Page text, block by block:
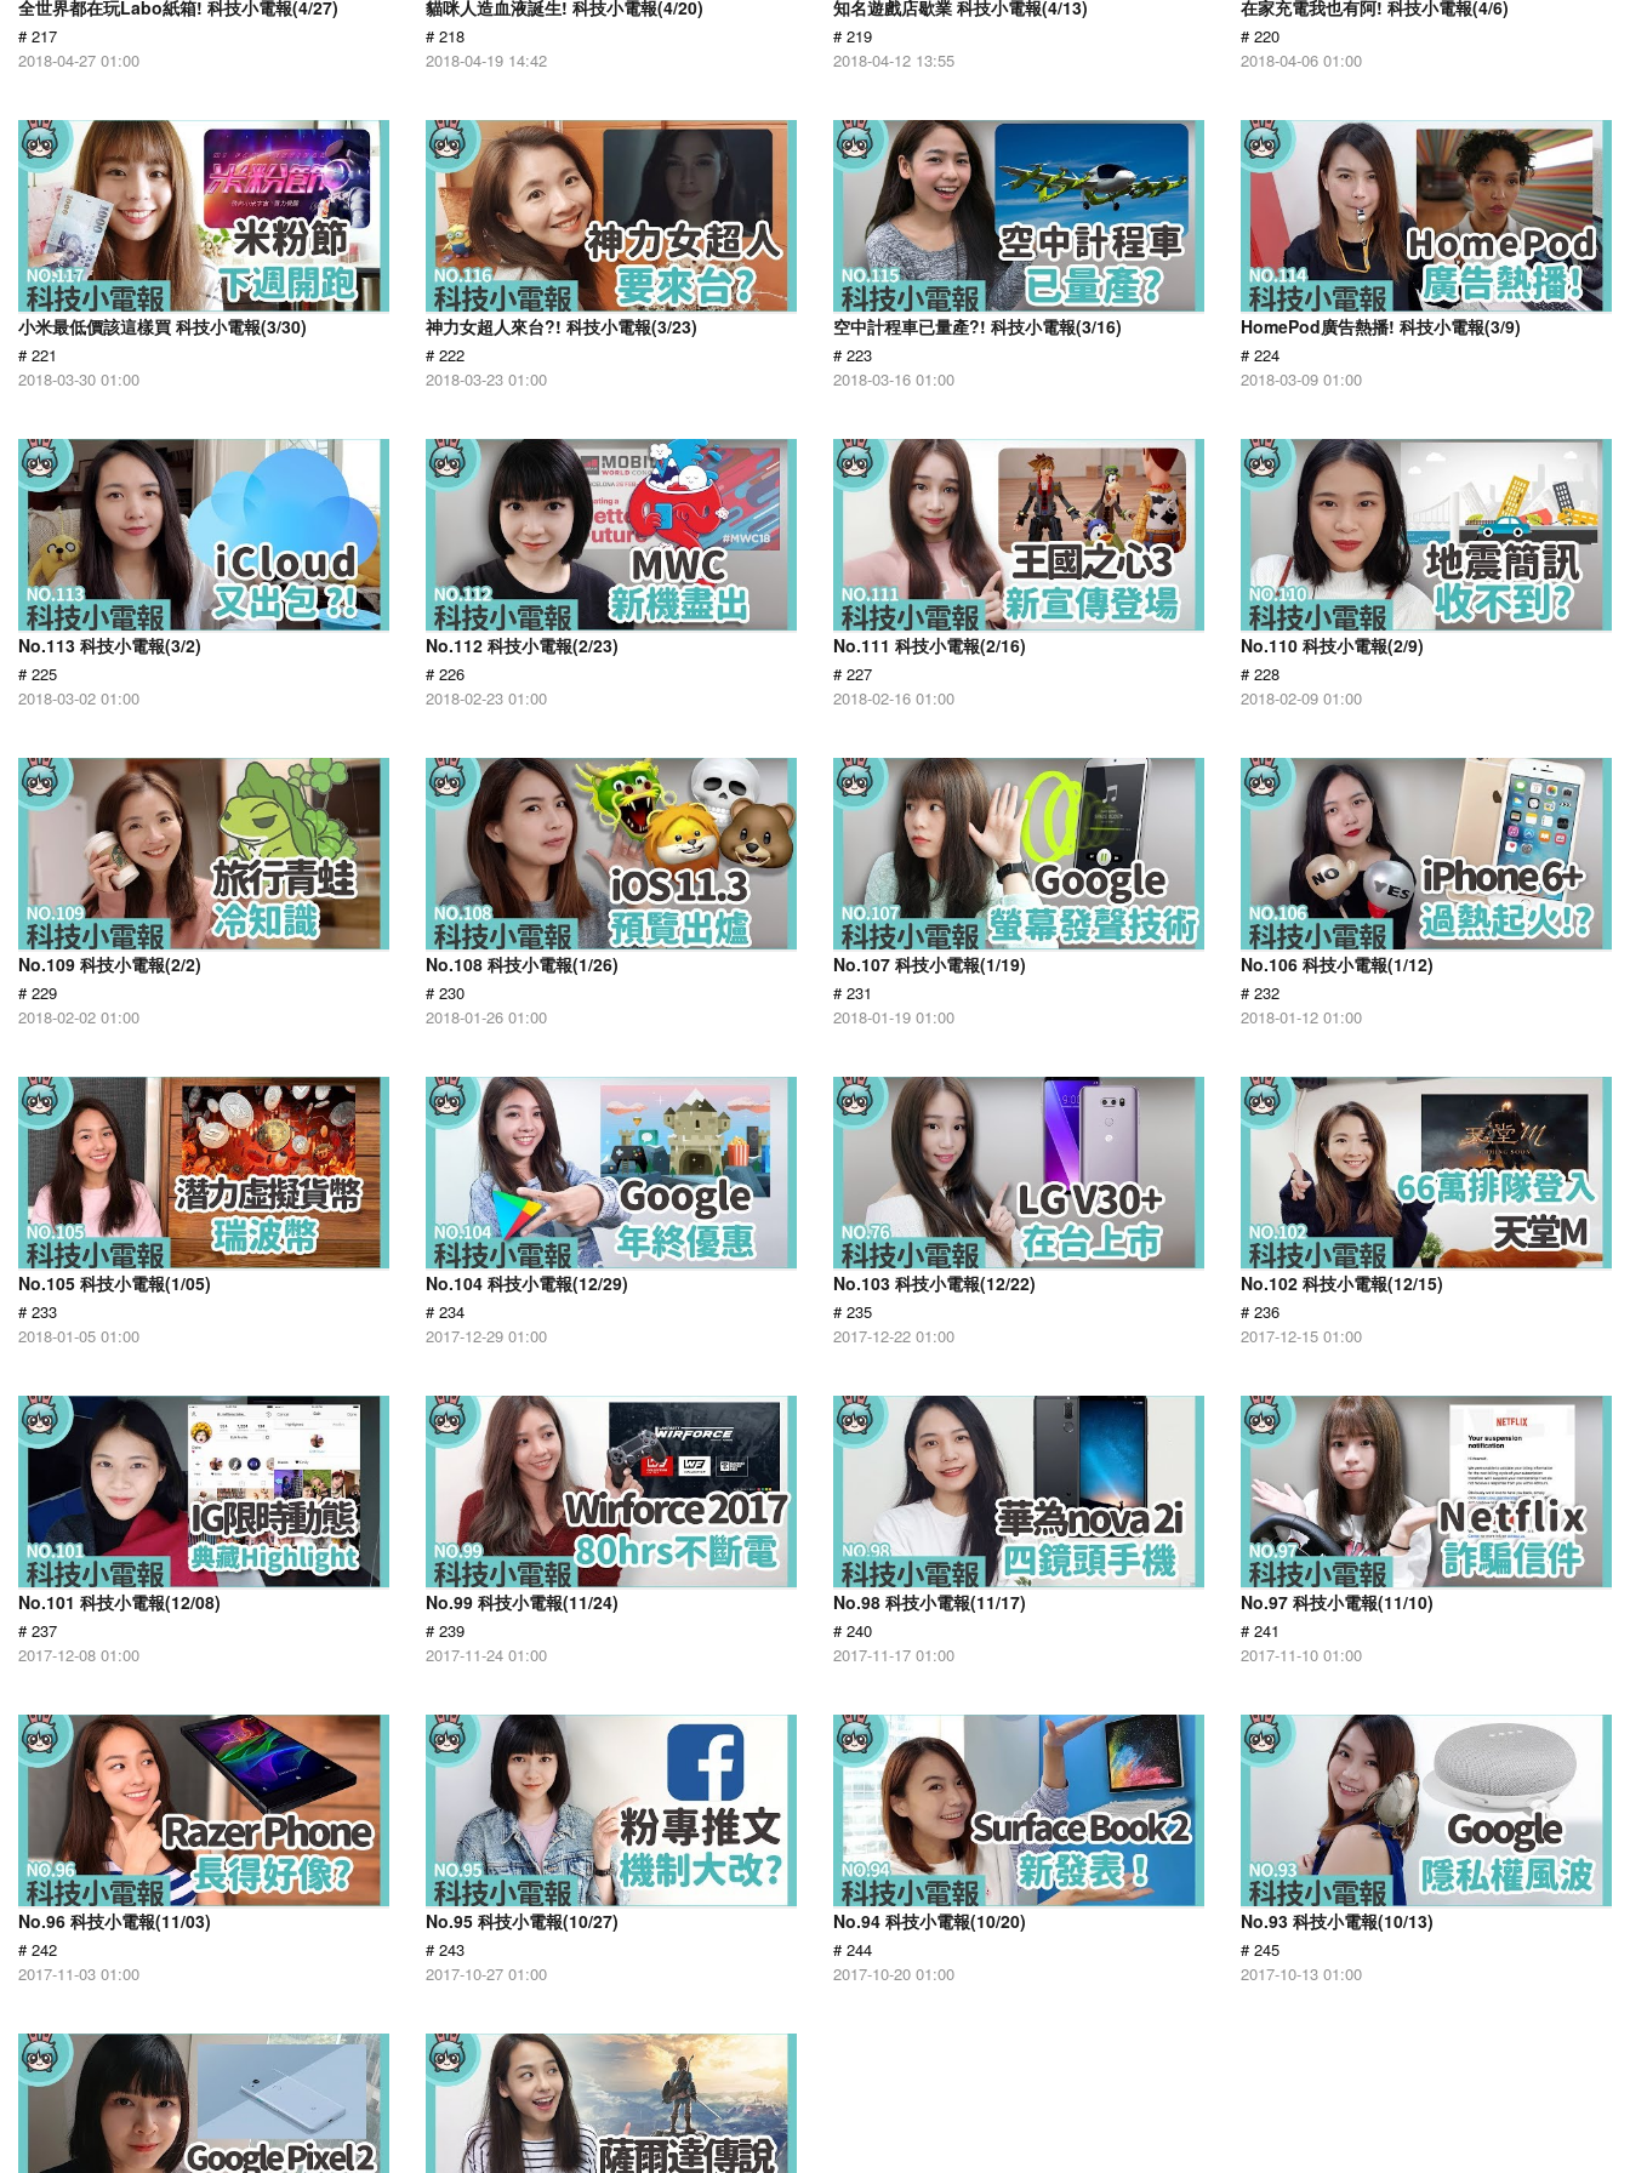
全世界都在玩Labo紙箱! 科技小電報(4/27)
# 217
2018-04-27 01:00
貓咪人造血液誕生! 科技小電報(4/20)
# 218
2018-04-19 14:42
知名遊戲店歇業 科技小電報(4/13)
# 219
2018-04-12 13:55
在家充電我也有阿! 科技小電報(4/6)
# 220
2018-04-06 01:00
小米最低價該這樣買 科技小電報(3/30)
# 221
2018-03-30 01:00
神力女超人來台?! 科技小電報(3/23)
# 222
2018-03-23 01:00
空中計程車已量產?! 科技小電報(3/16)
# 223
2018-03-16 01:00
HomePod廣告熱播! 科技小電報(3/9)
# 224
2018-03-09 01:00
No.113 科技小電報(3/2)
# 225
2018-03-02 01:00
No.112 科技小電報(2/23)
# 226
2018-02-23 01:00
No.111 科技小電報(2/16)
# 227
2018-02-16 01:00
No.110 科技小電報(2/9)
# 228
2018-02-09 01:00
No.109 科技小電報(2/2)
# 229
2018-02-02 01:00
No.108 科技小電報(1/26)
# 230
2018-01-26 01:00
No.107 科技小電報(1/19)
# 231
2018-01-19 01:00
No.106 科技小電報(1/12)
# 232
2018-01-12 01:00
No.105 科技小電報(1/05)
# 233
2018-01-05 01:00
No.104 科技小電報(12/29)
# 234
2017-12-29 01:00
No.103 科技小電報(12/22)
# 235
2017-12-22 01:00
No.102 科技小電報(12/15)
# 236
2017-12-15 01:00
No.101 科技小電報(12/08)
# 237
2017-12-08 01:00
No.99 科技小電報(11/24)
# 239
2017-11-24 01:00
No.98 科技小電報(11/17)
# 240
2017-11-17 01:00
No.97 科技小電報(11/10)
# 241
2017-11-10 01:00
No.96 科技小電報(11/03)
# 242
2017-11-03 01:00
No.95 科技小電報(10/27)
# 243
2017-10-27 01:00
No.94 科技小電報(10/20)
# 244
2017-10-20 01:00
No.93 科技小電報(10/13)
# 245
2017-10-13 01:00